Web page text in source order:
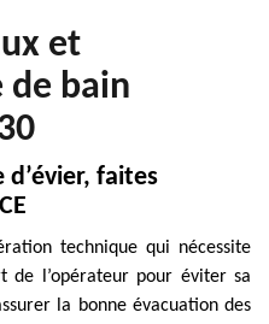
et
de bain
faites
technique qui nécessite
de l’opérateur pour éviter sa
la bonne évacuation des